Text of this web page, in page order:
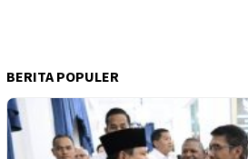
BERITA POPULER